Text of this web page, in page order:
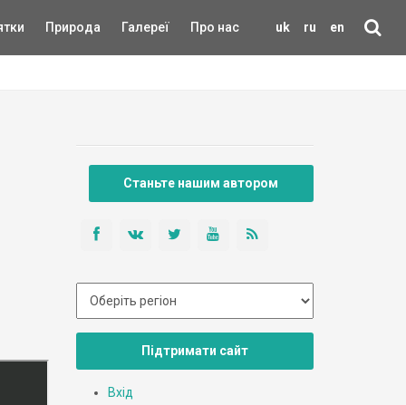
uk ru en
Природа Галереї Про нас
Станьте нашим автором
Підтримати сайт
Вхід